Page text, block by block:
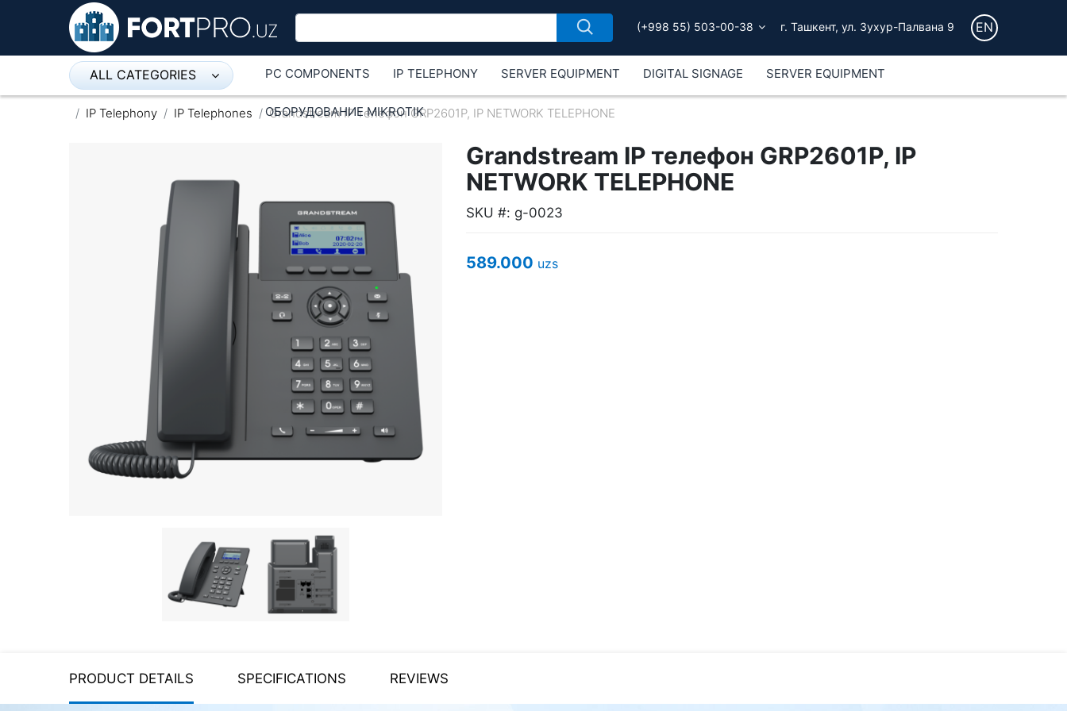
(+998 55) 503-00-38 г. Ташкент, ул. Зухур-Палвана 9 EN
ALL CATEGORIES
Микрофон
ADSL, Wan / Lan Routers, Wi-Fi
IP Telephony
Stereo systems
Server equipment
UPS Uninterruptible Power
Headphones
Video conferencing
PC COMPONENTS IP TELEPHONY SERVER EQUIPMENT DIGITAL SIGNAGE SERVER EQUIPMENT
ОБОРУДОВАНИЕ MIKROTIK
IP Telephony IP Telephones Grandstream IP телефон GRP2601P, IP NETWORK TELEPHONE
Grandstream IP телефон GRP2601P, IP
NETWORK TELEPHONE
SKU #: g-0023
589.000 uzs
PRODUCT DETAILS SPECIFICATIONS REVIEWS